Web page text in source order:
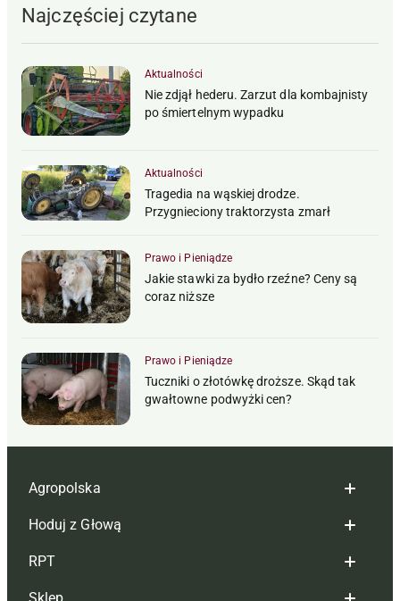
Najczęściej czytane
Aktualności
Nie zdjął hederu. Zarzut dla kombajnisty
po śmiertelnym wypadku
Aktualności
Tragedia na wąskiej drodze.
Przygnieciony traktorzysta zmarł
Prawo i Pieniądze
Jakie stawki za bydło rzeźne? Ceny są
coraz niższe
Prawo i Pieniądze
Tuczniki o złotówkę droższe. Skąd tak
gwałtowne podwyżki cen?
Agropolska
Redakcja
Reklama
Hoduj z Głową
Hoduj z głową bydło
RPT